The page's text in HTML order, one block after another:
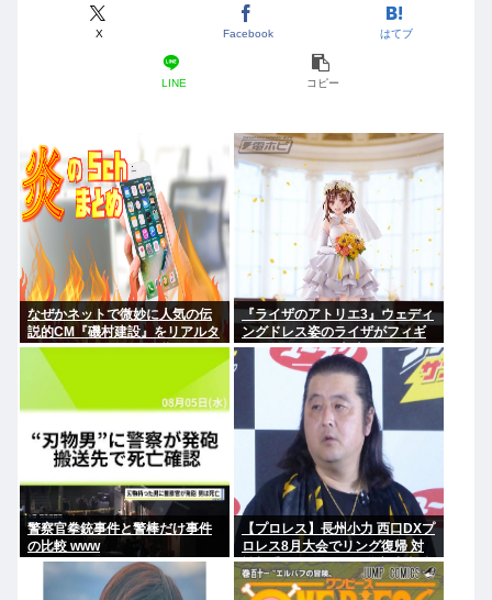
X Facebook はてブ
LINE コピー
なぜかネットで微妙に人気の伝
説的CM『磯村建設』をリアルタ
イムで見たことあるお爺さんモ
メンは存在するのか？
『ライザのアトリエ3』ウェディ
ングドレス姿のライザがフィギ
ュア化キタ───(ﾟ∀ﾟ)───!!!!!
警察官拳銃事件と警棒だけ事件
の比較 www
【プロレス】長州小力 西口DXプ
ロレス8月大会でリング復帰 対
戦相手はクロちゃん 道交法違反
の疑いも不起訴に